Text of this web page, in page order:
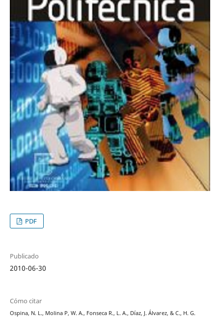
PDF
Publicado
2010-06-30
Cómo citar
Ospina, N. L., Molina P, W. A., Fonseca R., L. A., Díaz, J. Álvarez, & C., H. G.